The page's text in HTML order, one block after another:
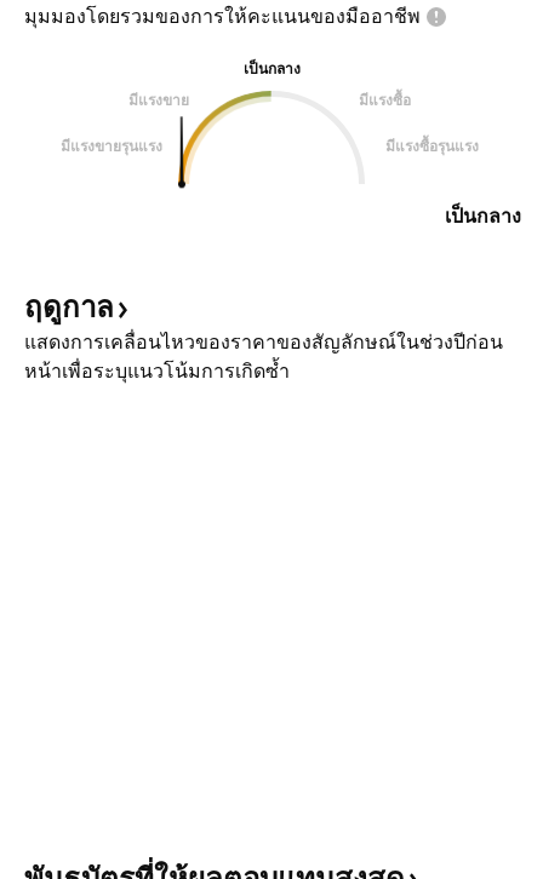
มุมมองโดยรวมของการให้คะแนนของมืออาชีพ
เป็นกลาง
มีแรงขาย
มีแรงซื้อ
มีแรงขายรุนแรง มีแรงซื้อรุนแรง
เป็นกลาง
ฤดูกาล
แสดงการเคลื่อนไหวของราคาของสัญลักษณ์ในช่วงปีก่อน
หน้าเพื่อระบุแนวโน้มการเกิดซ้ำ